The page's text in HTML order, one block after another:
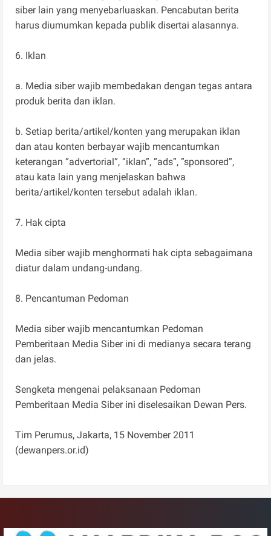
siber lain yang menyebarluaskan. Pencabutan berita
harus diumumkan kepada publik disertai alasannya.
6. Iklan
a. Media siber wajib membedakan dengan tegas antara
produk berita dan iklan.
b. Setiap berita/artikel/konten yang merupakan iklan
dan atau konten berbayar wajib mencantumkan
keterangan ”advertorial”, ”iklan”, ”ads”, ”sponsored”,
atau kata lain yang menjelaskan bahwa
berita/artikel/konten tersebut adalah iklan.
7. Hak cipta
Media siber wajib menghormati hak cipta sebagaimana
diatur dalam undang-undang.
8. Pencantuman Pedoman
Media siber wajib mencantumkan Pedoman
Pemberitaan Media Siber ini di medianya secara terang
dan jelas.
Sengketa mengenai pelaksanaan Pedoman
Pemberitaan Media Siber ini diselesaikan Dewan Pers.
Tim Perumus, Jakarta, 15 November 2011
(dewanpers.or.id)